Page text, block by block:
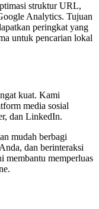
struktur URL,
Analytics. Tujuan
peringkat yang
untuk pencarian lokal
kuat. Kami
media sosial
dan LinkedIn.
mudah berbagi
dan berinteraksi
membantu memperluas